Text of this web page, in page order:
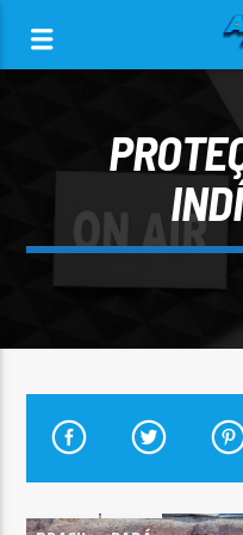
CURRENT TRACK
ARARA AZUL FM 96,9